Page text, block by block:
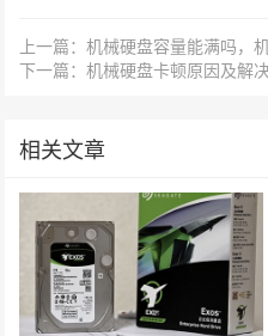
上一篇：机械硬盘容量能满吗，
相关文章